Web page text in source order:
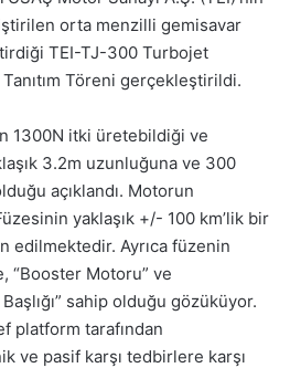
orta menzilli gemisavar
TEI-TJ-300 Turbojet
Töreni gerçekleştirildi.
1300N itki üretebildiği ve
3.2m uzunluğuna ve 300
açıklandı. Motorun
yaklaşık +/- 100 km’lik bir
edilmektedir. Ayrıca füzenin
“Booster Motoru” ve
sahip olduğu gözüküyor.
platform tarafından
ve pasif karşı tedbirlere karşı